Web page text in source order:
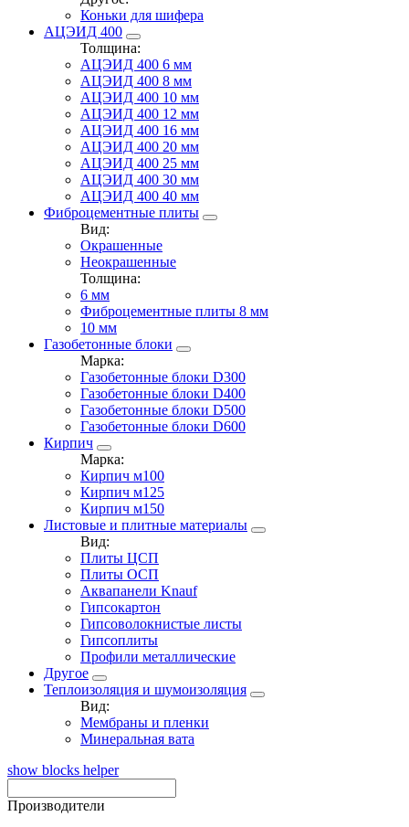
Коньки для шифера
АЦЭИД 400
Толщина:
АЦЭИД 400 6 мм
АЦЭИД 400 8 мм
АЦЭИД 400 10 мм
АЦЭИД 400 12 мм
АЦЭИД 400 16 мм
АЦЭИД 400 20 мм
АЦЭИД 400 25 мм
АЦЭИД 400 30 мм
АЦЭИД 400 40 мм
Фиброцементные плиты
Вид:
Окрашенные
Неокрашенные
Толщина:
6 мм
Фиброцементные плиты 8 мм
10 мм
Газобетонные блоки
Марка:
Газобетонные блоки D300
Газобетонные блоки D400
Газобетонные блоки D500
Газобетонные блоки D600
Кирпич
Марка:
Кирпич м100
Кирпич м125
Кирпич м150
Листовые и плитные материалы
Вид:
Плиты ЦСП
Плиты ОСП
Аквапанели Knauf
Гипсокартон
Гипсоволокнистые листы
Гипсоплиты
Профили металлические
Другое
Теплоизоляция и шумоизоляция
Вид:
Мембраны и пленки
Минеральная вата
show blocks helper
Производители